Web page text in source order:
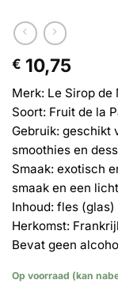
€ 10,75
Merk: Le Sirop de
Soort: Fruit de la
Gebruik: geschikt
smoothies en
Smaak: exotisch
smaak en een
Inhoud: fles (glas)
Herkomst:
Bevat geen
Op voorraad (kan